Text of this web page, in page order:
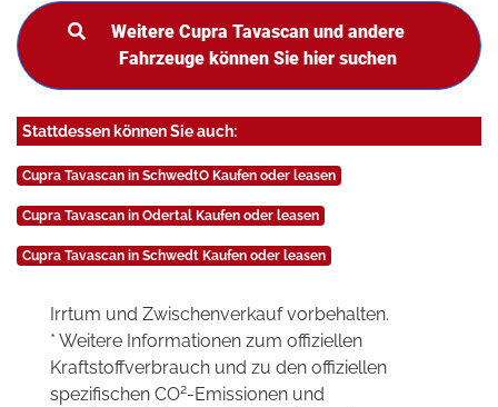
Weitere Cupra Tavascan und andere
Fahrzeuge können Sie hier suchen
Stattdessen können Sie auch:
Cupra Tavascan in SchwedtO Kaufen oder leasen
Cupra Tavascan in Odertal Kaufen oder leasen
Cupra Tavascan in Schwedt Kaufen oder leasen
Irrtum und Zwischenverkauf vorbehalten.
* Weitere Informationen zum offiziellen
Kraftstoffverbrauch und zu den offiziellen
spezifischen CO2-Emissionen und